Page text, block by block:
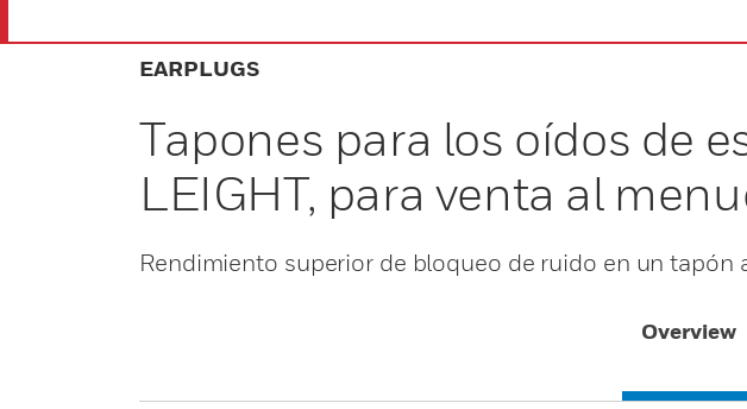
EARPLUGS
Tapones para los oídos de
LEIGHT, para venta al
Rendimiento superior de bloqueo de ruido en un tapón
Overview